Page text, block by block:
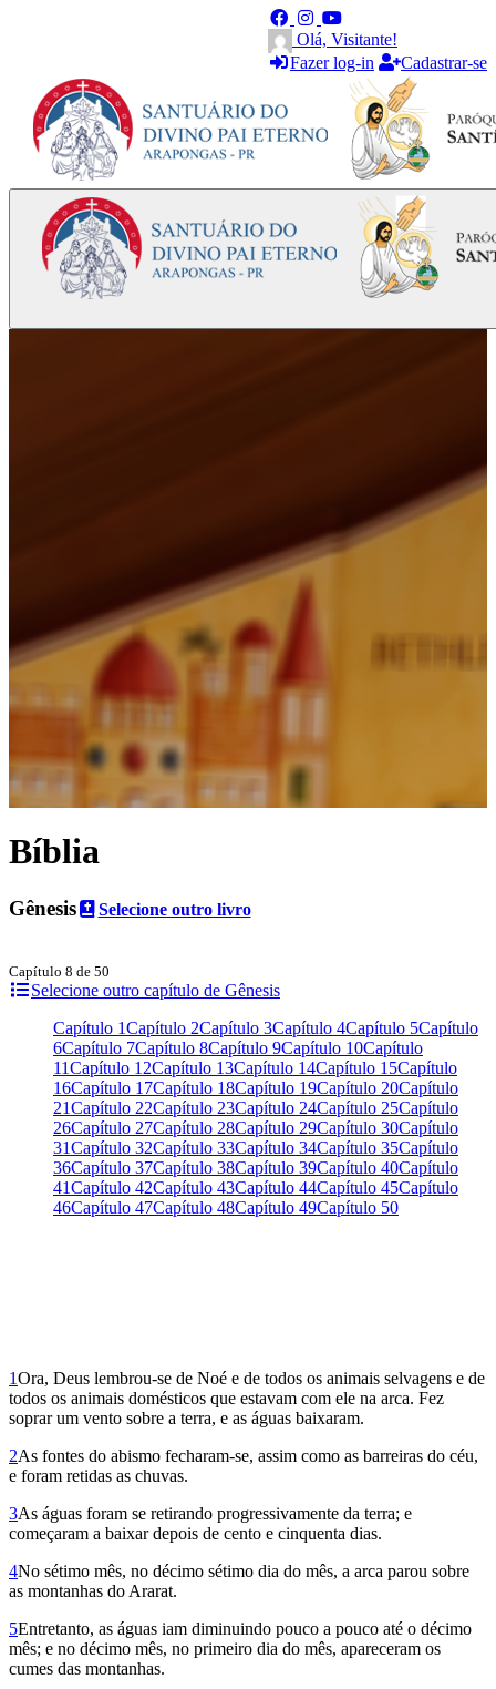
Olá, Visitante!
Fazer log-in
Cadastrar-se
Bíblia
Gênesis Selecione outro livro
Capítulo 8 de 50
Selecione outro capítulo de Gênesis
Capítulo 1Capítulo 2Capítulo 3Capítulo 4Capítulo 5Capítulo
6Capítulo 7Capítulo 8Capítulo 9Capítulo 10Capítulo
11Capítulo 12Capítulo 13Capítulo 14Capítulo 15Capítulo
16Capítulo 17Capítulo 18Capítulo 19Capítulo 20Capítulo
21Capítulo 22Capítulo 23Capítulo 24Capítulo 25Capítulo
26Capítulo 27Capítulo 28Capítulo 29Capítulo 30Capítulo
31Capítulo 32Capítulo 33Capítulo 34Capítulo 35Capítulo
36Capítulo 37Capítulo 38Capítulo 39Capítulo 40Capítulo
41Capítulo 42Capítulo 43Capítulo 44Capítulo 45Capítulo
46Capítulo 47Capítulo 48Capítulo 49Capítulo 50
1Ora, Deus lembrou-se de Noé e de todos os animais selvagens e de
todos os animais domésticos que estavam com ele na arca. Fez
soprar um vento sobre a terra, e as águas baixaram.
2As fontes do abismo fecharam-se, assim como as barreiras do céu,
e foram retidas as chuvas.
3As águas foram se retirando progressivamente da terra; e
começaram a baixar depois de cento e cinquenta dias.
4No sétimo mês, no décimo sétimo dia do mês, a arca parou sobre
as montanhas do Ararat.
5Entretanto, as águas iam dimi­nuin­do pouco a pouco até o décimo
mês; e no décimo mês, no primeiro dia do mês, apareceram os
cumes das montanhas.